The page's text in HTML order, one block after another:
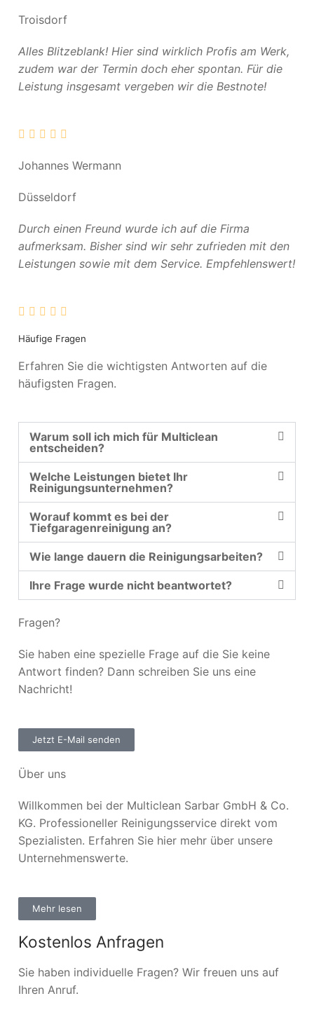
Troisdorf
Alles Blitzeblank! Hier sind wirklich Profis am Werk,
zudem war der Termin doch eher spontan. Für die
Leistung insgesamt vergeben wir die Bestnote!
Johannes Wermann
Düsseldorf
Durch einen Freund wurde ich auf die Firma
aufmerksam. Bisher sind wir sehr zufrieden mit den
Leistungen sowie mit dem Service. Empfehlenswert!
Häufige Fragen
Erfahren Sie die wichtigsten Antworten auf die
häufigsten Fragen.
Warum soll ich mich für Multiclean
entscheiden?
Welche Leistungen bietet Ihr
Reinigungsunternehmen?
Worauf kommt es bei der
Tiefgaragenreinigung an?
Wie lange dauern die Reinigungsarbeiten?
Ihre Frage wurde nicht beantwortet?
Fragen?
Sie haben eine spezielle Frage auf die Sie keine
Antwort finden? Dann schreiben Sie uns eine
Nachricht!
Jetzt E-Mail senden
Über uns
Willkommen bei der Multiclean Sarbar GmbH & Co.
KG. Professioneller Reinigungsservice direkt vom
Spezialisten. Erfahren Sie hier mehr über unsere
Unternehmenswerte.
Mehr lesen
Kostenlos Anfragen
Sie haben individuelle Fragen? Wir freuen uns auf
Ihren Anruf.